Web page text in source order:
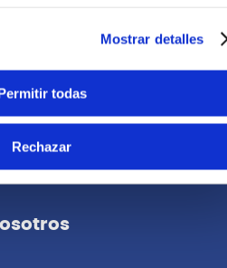
Mostrar detalles
todas
Rechazar